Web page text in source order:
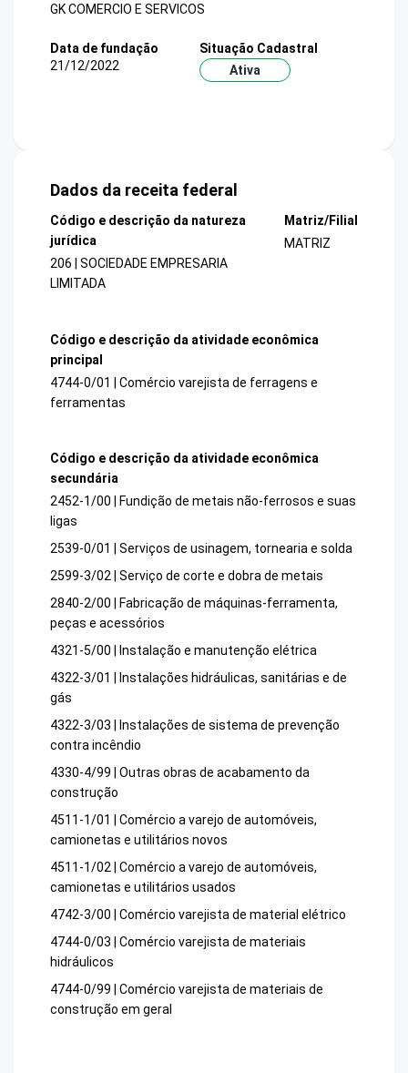
GK COMERCIO E SERVICOS
Data de fundação
21/12/2022
Situação Cadastral
Ativa
Dados da receita federal
Código e descrição da natureza
jurídica
206 | SOCIEDADE EMPRESARIA
LIMITADA
Matriz/Filial
MATRIZ
Código e descrição da atividade econômica
principal
4744-0/01 | Comércio varejista de ferragens e
ferramentas
Código e descrição da atividade econômica
secundária
2452-1/00 | Fundição de metais não-ferrosos e suas
ligas
2539-0/01 | Serviços de usinagem, tornearia e solda
2599-3/02 | Serviço de corte e dobra de metais
2840-2/00 | Fabricação de máquinas-ferramenta,
peças e acessórios
4321-5/00 | Instalação e manutenção elétrica
4322-3/01 | Instalações hidráulicas, sanitárias e de
gás
4322-3/03 | Instalações de sistema de prevenção
contra incêndio
4330-4/99 | Outras obras de acabamento da
construção
4511-1/01 | Comércio a varejo de automóveis,
camionetas e utilitários novos
4511-1/02 | Comércio a varejo de automóveis,
camionetas e utilitários usados
4742-3/00 | Comércio varejista de material elétrico
4744-0/03 | Comércio varejista de materiais
hidráulicos
4744-0/99 | Comércio varejista de materiais de
construção em geral